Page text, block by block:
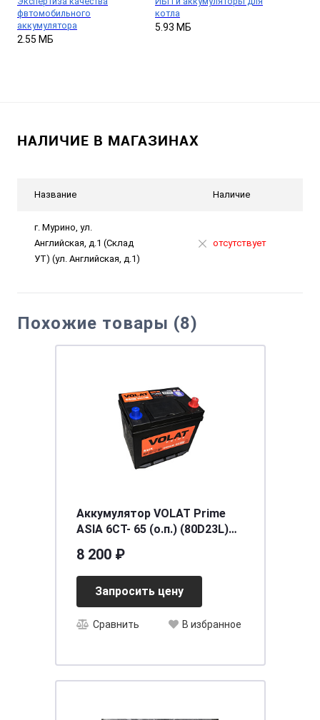
фвтомобильного
аккумулятора
2.55 МБ
котла
5.93 МБ
НАЛИЧИЕ В МАГАЗИНАХ
Название Наличие
г. Мурино, ул.
Английская, д.1 (Склад
УТ) (ул. Английская, д.1)
отсутствует
Похожие товары (8)
Аккумулятор VOLAT Prime
ASIA 6СТ- 65 (о.п.) (80D23L)
[д232ш173в225/650] [D23]
8 200 ₽
Запросить цену
Сравнить В избранное